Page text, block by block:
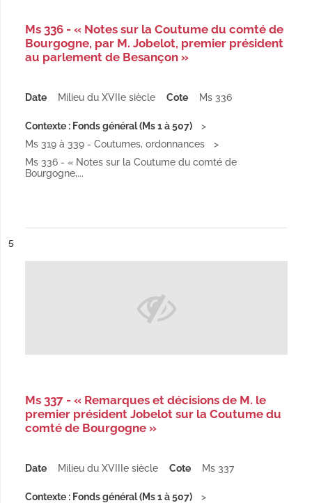
Ms 336 - « Notes sur la Coutume du comté de
Bourgogne, par M. Jobelot, premier président
au parlement de Besançon »
Date Milieu du XVIIe siècle Cote Ms 336
Contexte : Fonds général (Ms 1 à 507)
Ms 319 à 339 - Coutumes, ordonnances
Ms 336 - « Notes sur la Coutume du comté de
Bourgogne,...
n°
5
Ms 337 - « Remarques et décisions de M. le
premier président Jobelot sur la Coutume du
comté de Bourgogne »
Date Milieu du XVIIIe siècle Cote Ms 337
Contexte : Fonds général (Ms 1 à 507)